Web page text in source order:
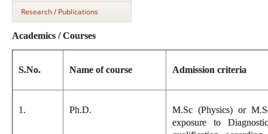
Research / Publications
Academics / Courses
S.No. Name of course Admission criteria
1. Ph.D.
M.Sc (Physics) or
exposure to